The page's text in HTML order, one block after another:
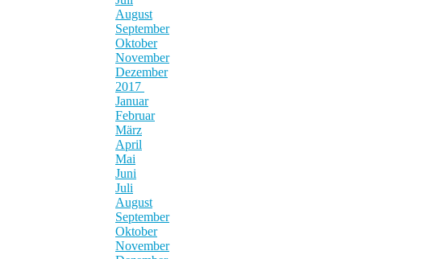
August
September
Oktober
November
Dezember
2017
Januar
Februar
März
April
Mai
Juni
Juli
August
September
Oktober
November